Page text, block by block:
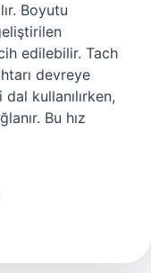
Boyutu
edilebilir. Tach
devreye
kullanılırken,
Bu hız